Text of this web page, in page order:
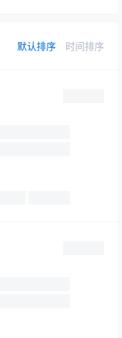
默认排序 时间排序